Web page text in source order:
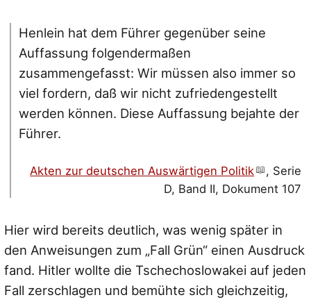
Henlein hat dem Führer gegenüber seine
Auffassung folgendermaßen
zusammengefasst: Wir müssen also immer so
viel fordern, daß wir nicht zufriedengestellt
werden können. Diese Auffassung bejahte der
Führer.
Akten zur deutschen Auswärtigen Politik
, Serie
D, Band II, Dokument 107
Hier wird bereits deutlich, was wenig später in
den Anweisungen zum „Fall Grün“ einen Ausdruck
fand. Hitler wollte die Tschechoslowakei auf jeden
Fall zerschlagen und bemühte sich gleichzeitig,